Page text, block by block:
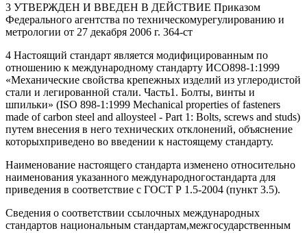
3 УТВЕРЖДЕН И ВВЕДЕН В ДЕЙСТВИЕ Приказом
Федерального агентства по техническомурегулированию и
метрологии от 27 декабря 2006 г. 364-ст
4 Настоящий стандарт является модифицированным по
отношению к международному стандарту ИСО898-1:1999
«Механические свойства крепежных изделий из углеродистой
стали и легированной стали. Часть1. Болты, винты и
шпильки» (ISO 898-1:1999 Mechanical properties of fasteners
made of carbon steel and alloysteel - Part 1: Bolts, screws and studs)
путем внесения в него технических отклонений, объяснение
которыхприведено во введении к настоящему стандарту.
Наименование настоящего стандарта изменено относительно
наименования указанного международногостандарта для
приведения в соответствие с ГОСТ Р 1.5-2004 (пункт 3.5).
Сведения о соответствии ссылочных международных
стандартов национальным стандартам,межгосударственным